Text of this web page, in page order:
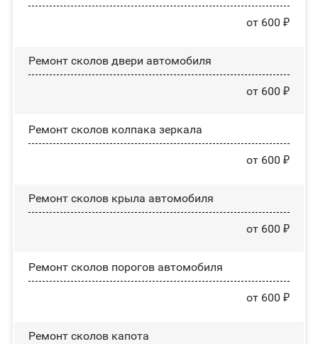
от 600 ₽
Ремонт сколов двери автомобиля
от 600 ₽
Ремонт сколов колпака зеркала
от 600 ₽
Ремонт сколов крыла автомобиля
от 600 ₽
Ремонт сколов порогов автомобиля
от 600 ₽
Ремонт сколов капота